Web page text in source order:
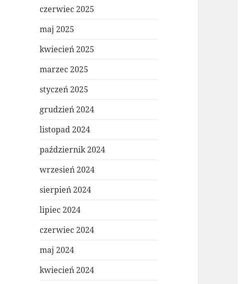
czerwiec 2025
maj 2025
kwiecień 2025
marzec 2025
styczeń 2025
grudzień 2024
listopad 2024
październik 2024
wrzesień 2024
sierpień 2024
lipiec 2024
czerwiec 2024
maj 2024
kwiecień 2024